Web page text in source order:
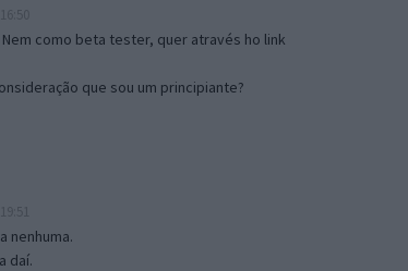
como beta tester, quer através ho link
que sou um principiante?
nenhuma.
daí.